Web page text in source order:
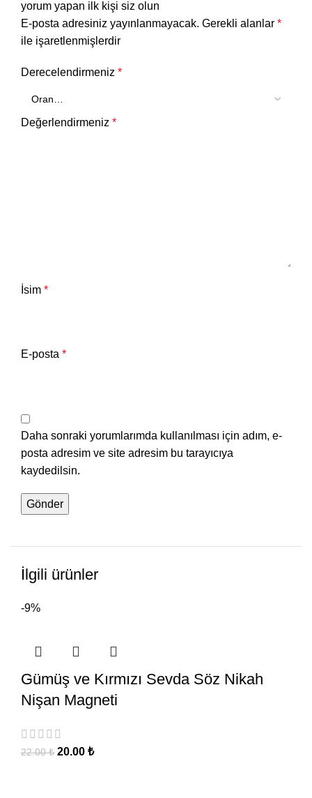
yorum yapan ilk kişi siz olun
E-posta adresiniz yayınlanmayacak. Gerekli alanlar *
ile işaretlenmişlerdir
Derecelendirmeniz *
Değerlendirmeniz *
İsim *
E-posta *
Daha sonraki yorumlarımda kullanılması için adım, e-
posta adresim ve site adresim bu tarayıcıya
kaydedilsin.
İlgili ürünler
-9%
Gümüş ve Kırmızı Sevda Söz Nikah
Nişan Magneti
22.00₺ 20.00 ₺